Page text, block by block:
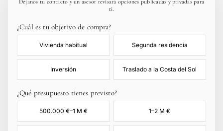
ti.
¿Cuál es tu objetivo de compra?
Vivienda habitual Segunda residencia
Inversión Traslado a la Costa del Sol
¿Qué presupuesto tienes previsto?
500.000 €–1 M € 1–2 M €